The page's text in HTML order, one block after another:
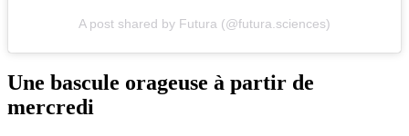
A post shared by Futura (@futura.sciences)
Une bascule orageuse à partir de
mercredi